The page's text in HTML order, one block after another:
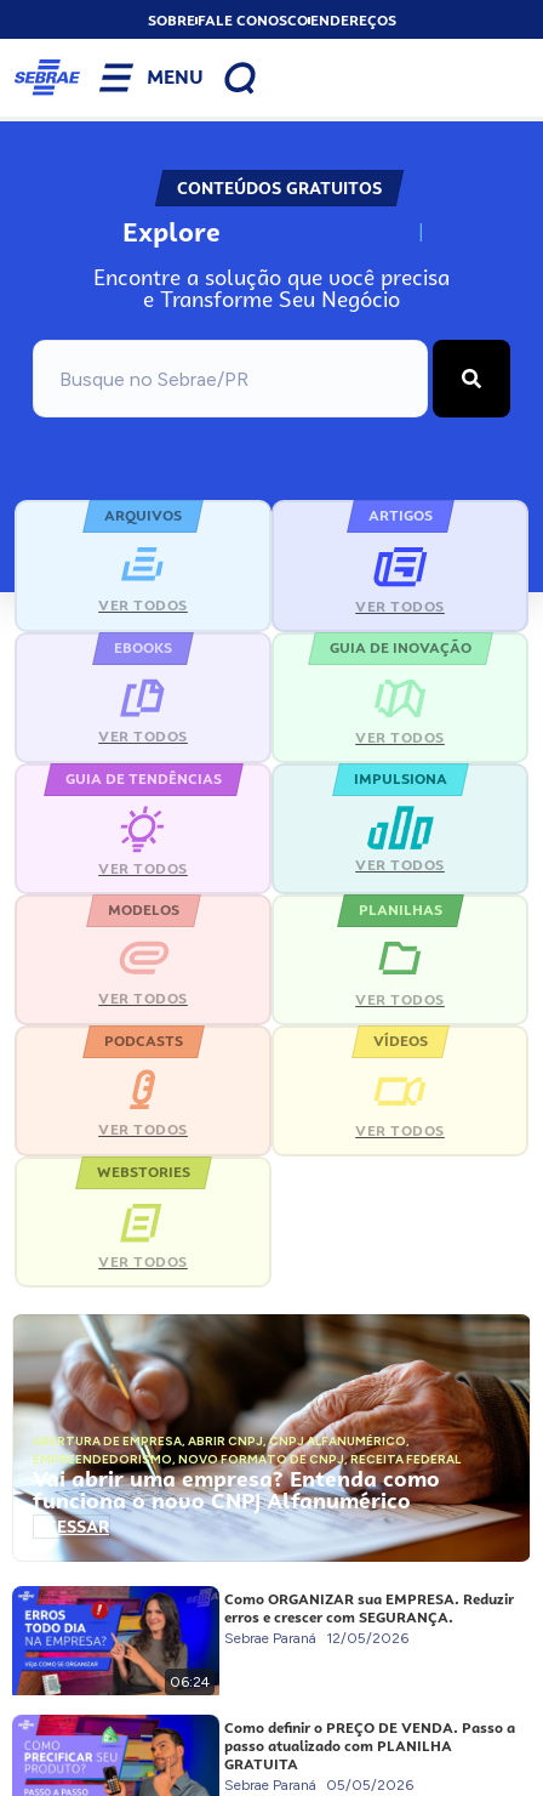
SOBREFALE CONOSCOENDEREÇOS
MENU
CONTEÚDOS GRATUITOS
Explore N
Encontre a solução que você precisa
e Transforme Seu Negócio
ARQUIVOS
VER TODOS
ARTIGOS
VER TODOS
EBOOKS
VER TODOS
GUIA DE INOVAÇÃO
VER TODOS
GUIA DE TENDÊNCIAS
VER TODOS
IMPULSIONA
VER TODOS
MODELOS
VER TODOS
PLANILHAS
VER TODOS
PODCASTS
VER TODOS
VÍDEOS
VER TODOS
WEBSTORIES
VER TODOS
ABERTURA DE EMPRESA, ABRIR CNPJ,CNPJ ALFANUMÉRICO,
EMPREENDEDORISMO, NOVO FORMATO DE CNPJ,RECEITA FEDERAL
Vai abrir uma empresa? Entenda como
funciona o novo CNPJ Alfanumérico
ACESSAR
06:24
Como ORGANIZAR sua EMPRESA. Reduzir
erros e crescer com SEGURANÇA.
Sebrae Paraná 12/05/2026
Como definir o PREÇO DE VENDA. Passo a
passo atualizado com PLANILHA
GRATUITA
Sebrae Paraná 05/05/2026